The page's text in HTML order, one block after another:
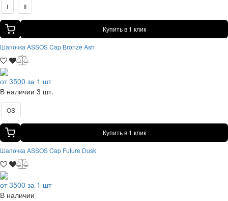
I II
Купить в 1 клик
Шапочка ASSOS Cap Bronze Ash
от 3500 за 1 шт
В наличии 3 шт.
OS
Купить в 1 клик
Шапочка ASSOS Cap Future Dusk
от 3500 за 1 шт
В наличии